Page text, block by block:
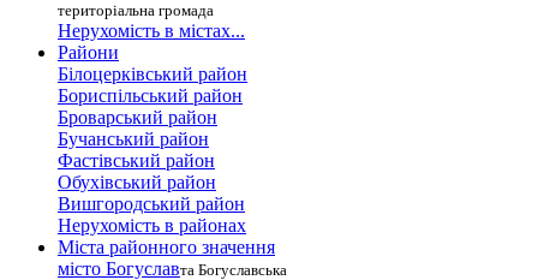
територіальна громада
Нерухомість в містах...
Райони
Білоцерківський район
Бориспільський район
Броварський район
Бучанський район
Фастівський район
Обухівський район
Вишгородський район
Нерухомість в районах
Міста районного значення
місто Богуславта Богуславська